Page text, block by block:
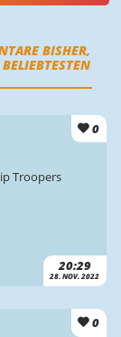
BISHER,
0
20:29
28. NOV. 2022
Troopers
0